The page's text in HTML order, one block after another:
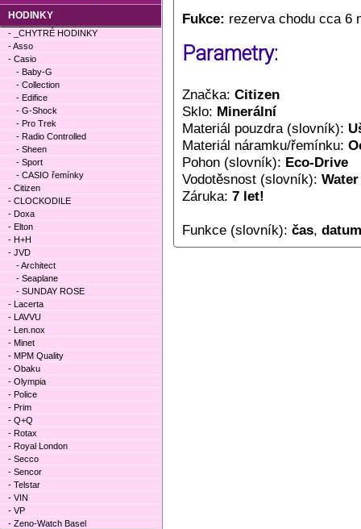
Fukce: rezerva chodu cca 6
Parametry:
Značka: Citizen
Sklo: Minerální
Materiál pouzdra (slovník):
Materiál náramku/řemínku:
Pohon (slovník): Eco-Drive
Vodotěsnost (slovník):
Záruka: 7 let!
Funkce (slovník): čas, datum
HODINKY
- _CHYTRÉ HODINKY
- Asso
- Casio
- Baby-G
- Collection
- Edifice
- G-Shock
- Pro Trek
- Radio Controlled
- Sheen
- Sport
- CASIO řemínky
- Citizen
- CLOCKODILE
- Doxa
- Elton
- H+H
- JVD
- Architect
- Seaplane
- SUNDAY ROSE
- Lacerta
- LAVVU
- Len.nox
- Minet
- MPM Quality
- Obaku
- Olympia
- Police
- Prim
- Q+Q
- Rotax
- Royal London
- Secco
- Sencor
- Telstar
- VIN
- VP
- Zeno-Watch Basel